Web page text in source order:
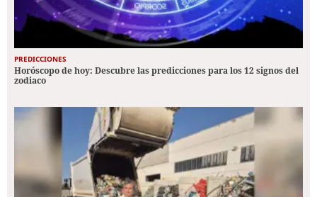
PREDICCIONES
Horóscopo de hoy: Descubre las predicciones para los 12 signos del
zodiaco